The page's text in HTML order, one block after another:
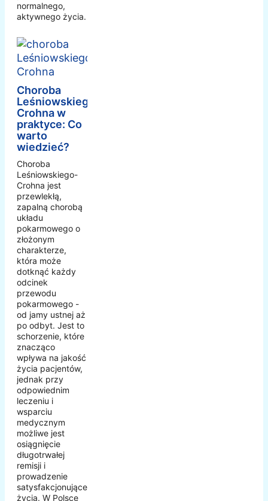
normalnego,
aktywnego życia.
Choroba
Leśniowskiego-
Crohna w
praktyce: Co
warto
wiedzieć?
Choroba
Leśniowskiego-
Crohna jest
przewlekłą,
zapalną chorobą
układu
pokarmowego o
złożonym
charakterze,
która może
dotknąć każdy
odcinek
przewodu
pokarmowego -
od jamy ustnej aż
po odbyt. Jest to
schorzenie, które
znacząco
wpływa na jakość
życia pacjentów,
jednak przy
odpowiednim
leczeniu i
wsparciu
medycznym
możliwe jest
osiągnięcie
długotrwałej
remisji i
prowadzenie
satysfakcjonującego
życia. W Polsce